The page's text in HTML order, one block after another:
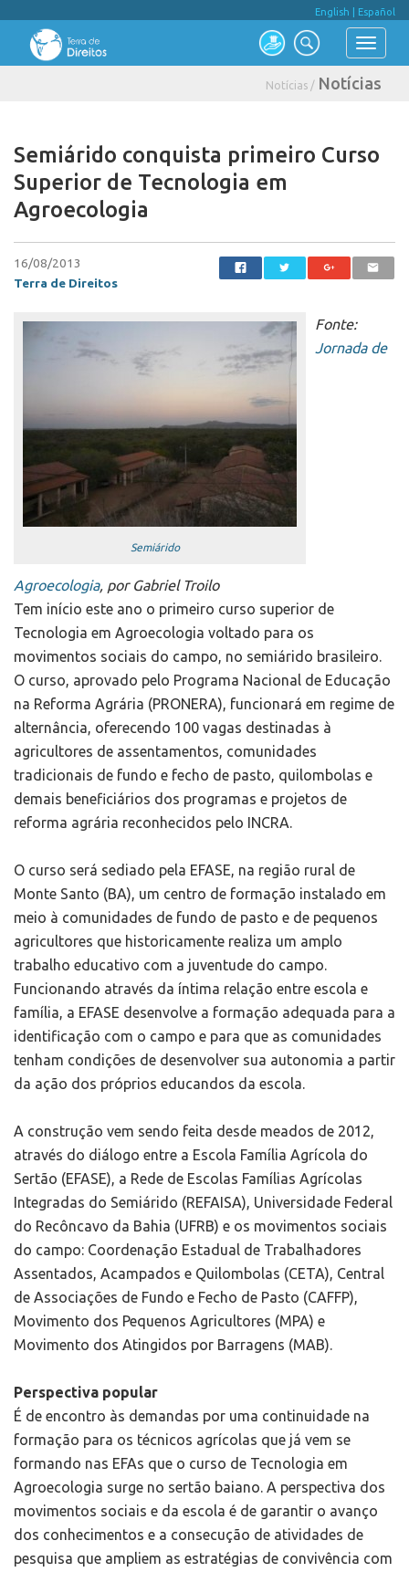
English Español
Notícias / Notícias
Semiárido conquista primeiro Curso
Superior de Tecnologia em
Agroecologia
16/08/2013
Terra de Direitos
Semiárido
Fonte:
Jornada de
Agroecologia, por Gabriel Troilo
Tem início este ano o primeiro curso superior de
Tecnologia em Agroecologia voltado para os
movimentos sociais do campo, no semiárido brasileiro.
O curso, aprovado pelo Programa Nacional de Educação
na Reforma Agrária (PRONERA), funcionará em regime de
alternância, oferecendo 100 vagas destinadas à
agricultores de assentamentos, comunidades
tradicionais de fundo e fecho de pasto, quilombolas e
demais beneficiários dos programas e projetos de
reforma agrária reconhecidos pelo INCRA.
O curso será sediado pela EFASE, na região rural de
Monte Santo (BA), um centro de formação instalado em
meio à comunidades de fundo de pasto e de pequenos
agricultores que historicamente realiza um amplo
trabalho educativo com a juventude do campo.
Funcionando através da íntima relação entre escola e
família, a EFASE desenvolve a formação adequada para a
identificação com o campo e para que as comunidades
tenham condições de desenvolver sua autonomia a partir
da ação dos próprios educandos da escola.
A construção vem sendo feita desde meados de 2012,
através do diálogo entre a Escola Família Agrícola do
Sertão (EFASE), a Rede de Escolas Famílias Agrícolas
Integradas do Semiárido (REFAISA), Universidade Federal
do Recôncavo da Bahia (UFRB) e os movimentos sociais
do campo: Coordenação Estadual de Trabalhadores
Assentados, Acampados e Quilombolas (CETA), Central
de Associações de Fundo e Fecho de Pasto (CAFFP),
Movimento dos Pequenos Agricultores (MPA) e
Movimento dos Atingidos por Barragens (MAB).
Perspectiva popular
É de encontro às demandas por uma continuidade na
formação para os técnicos agrícolas que já vem se
formando nas EFAs que o curso de Tecnologia em
Agroecologia surge no sertão baiano. A perspectiva dos
movimentos sociais e da escola é de garantir o avanço
dos conhecimentos e a consecução de atividades de
pesquisa que ampliem as estratégias de convivência com